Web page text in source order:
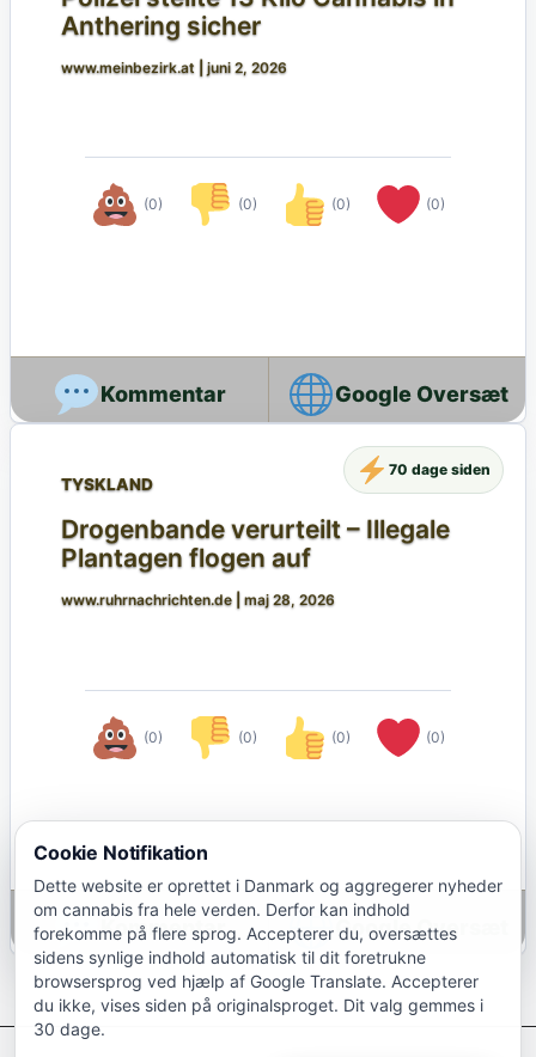
Anthering sicher
www.meinbezirk.at juni 2, 2026
(0) (0) (0) (0)
Google Oversæt
TYSKLAND
Drogenbande verurteilt – Illegale
Plantagen flogen auf
www.ruhrnachrichten.de maj 28, 2026
(0) (0) (0) (0)
70 dage siden
Google Oversæt
Cookie Notifikation
Dette website er oprettet i Danmark og aggregerer nyheder
om cannabis fra hele verden. Derfor kan indhold
forekomme på flere sprog. Accepterer du, oversættes
sidens synlige indhold automatisk til dit foretrukne
browsersprog ved hjælp af Google Translate. Accepterer
du ikke, vises siden på originalsproget. Dit valg gemmes i
30 dage.